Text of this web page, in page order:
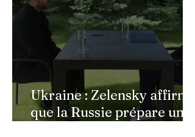
Ukraine : Zelensky affirme
que la Russie prépare une